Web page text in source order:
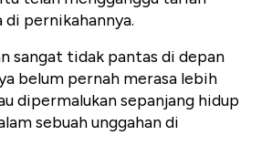
pernikahannya.
sangat tidak pantas di depan
belum pernah merasa lebih
dipermalukan sepanjang hidup
sebuah unggahan di